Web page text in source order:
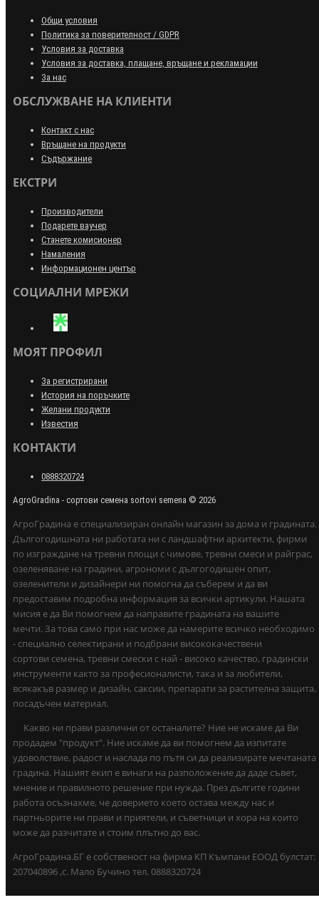
Общи условия
Политика за поверителност / GDPR
Условия за доставка
Условия за доставка, плащане, връщане и рекламации
За нас
ОБСЛУЖВАНЕ НА КЛИЕНТИ
Контакт с нас
Връщане на продукти
Съдържание
ЕКСТРИ
Производители
Подарете ваучер
Станете комисионер
Намаления
Информационен център
СОЦИАЛНИ МРЕЖИ
МОЯТ ПРОФИЛ
За регистрирани
История на поръчките
Желани продукти
Известия
КОНТАКТИ
0888320724
AgroGradina - сортови семена sortovi semena © 2026
АгроГрадина е специализиран онлайн магазин за дома и градината.
Дългогодишната ни работата ни с ландшафтни архитекти, фирми
по изграждане на тревни площи с чимове, тревни смеси и райграс,
озеленяване на градини, агрономи с дългогодишен опит,
озеленители и дизайнери ни помогна да съберем и да ви
предоставим подробна информация за всички артикули. Нашата
мисия е да Ви помогнем да направите градината на вашите
мечти. За това само при нас може да намерите всичко необходимо
- специално селектирани и подбрани висококачествени
сортови семена, тревни смески с най - високо качество, градински
инструменти както за професионалисти, така и за любители,
всякакъв размер и дизайн, саксии, препарати за растителна защита,
посадъчен материал.
Какво ни прави различни от останалите? Ние не искаме да Ви
продадем "продукт". Ние искаме да ви помогнем да изпитате
удоволствие, радост и наслада по пътя си да реализирате мечтаната
градина. Нашият екип е винаги на разположение да даде съвет,
мнение и правилното решение при нужда. През дългите години
работа осъзнахме, че доверието което остава между нас и
партньорите ни прави и приятели, и съветници и хора на които
може да разчитате и стоим плътно до вас.
АгроГрадина.БГ е собственост на фирма КП Къмпани ЕООД булстат:
207040896 ,с. Мало Бучино тел. 0888320724